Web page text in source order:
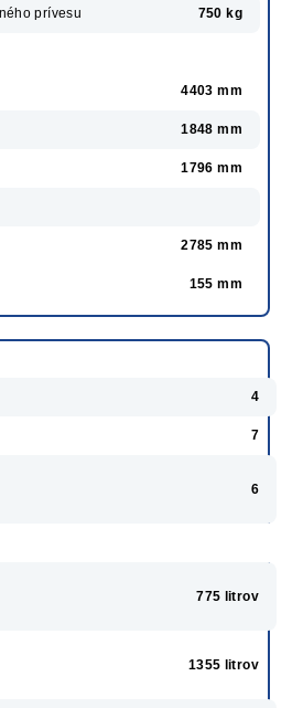
prívesu 750 kg
4403 mm
1848 mm
1796 mm
2785 mm
155 mm
4
7
6
775 litrov
1355 litrov